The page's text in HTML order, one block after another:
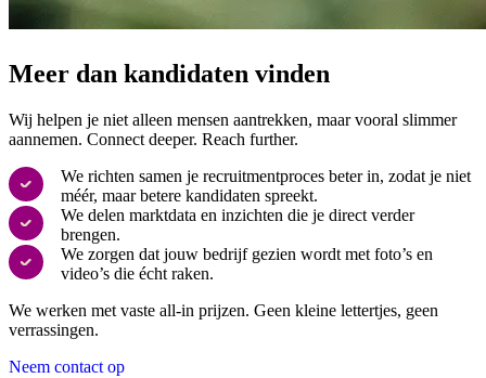
Meer dan kandidaten vinden
Wij helpen je niet alleen mensen aantrekken, maar vooral slimmer
aannemen. Connect deeper. Reach further.
We richten samen je recruitmentproces beter in, zodat je niet
méér, maar betere kandidaten spreekt.
We delen marktdata en inzichten die je direct verder
brengen.
We zorgen dat jouw bedrijf gezien wordt met foto’s en
video’s die écht raken.
We werken met vaste all-in prijzen. Geen kleine lettertjes, geen
verrassingen.
Neem contact op